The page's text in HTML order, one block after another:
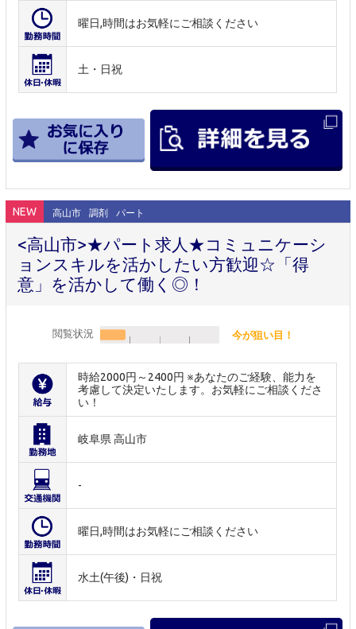
曜日,時間はお気軽にご相談ください
土・日祝
NEW 高山市 調剤 パート
<高山市>★パート求人★コミュニケーシ
ョンスキルを活かしたい方歓迎☆「得
意」を活かして働く◎！
閲覧状況 今が狙い目！
時給2000円～2400円 ※あなたのご経験、能力を
考慮して決定いたします。お気軽にご相談くださ
い！
岐阜県 高山市
-
曜日,時間はお気軽にご相談ください
水土(午後)・日祝